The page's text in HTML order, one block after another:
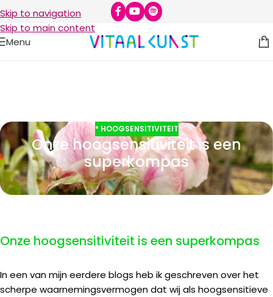
Skip to navigation
Skip to main content
Menu
* HOOGSENSITIVITEIT
Onze hoogsensitiviteit is een
superkompas
Onze hoogsensitiviteit is een superkompas
In een van mijn eerdere blogs heb ik geschreven over het
scherpe waarnemingsvermogen dat wij als hoogsensitieve